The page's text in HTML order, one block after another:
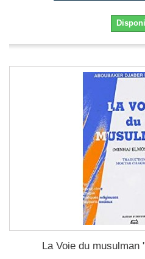
La Voie du musulman